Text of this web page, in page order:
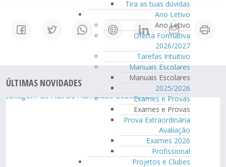
Tira as tuas dúvidas
Ano Letivo
Ano Letivo
Oferta Formativa
2026/2027
Tarefas Intuitivo
Manuais Escolares
Manuais Escolares
2025/2026
Exames e Provas
Exames e Provas
Prova Extraordinária
Avaliação
Exames 2026
Profissional
Projetos e Clubes
ÚLTIMAS NOVIDADES